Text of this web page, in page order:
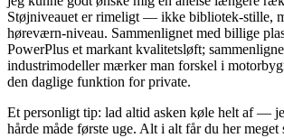
Støjniveauet er rimeligt — ikke bibliotek-stille,
høreværn-niveau. Sammenlignet med billige
PowerPlus et markant kvalitetsløft;
industrimodeller mærker man forskel i
den daglige funktion for private.
Et personligt tip: lad altid asken køle helt af —
hårde måde første uge. Alt i alt får du her meget